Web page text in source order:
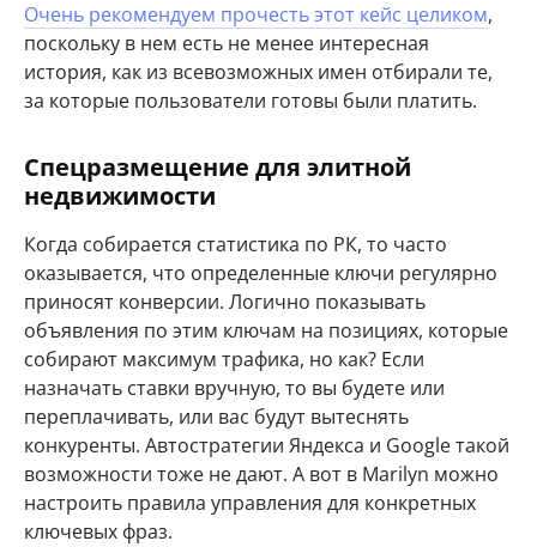
Очень рекомендуем прочесть этот кейс целиком,
поскольку в нем есть не менее интересная
история, как из всевозможных имен отбирали те,
за которые пользователи готовы были платить.
Спецразмещение для элитной
недвижимости
Когда собирается статистика по РК, то часто
оказывается, что определенные ключи регулярно
приносят конверсии. Логично показывать
объявления по этим ключам на позициях, которые
собирают максимум трафика, но как? Если
назначать ставки вручную, то вы будете или
переплачивать, или вас будут вытеснять
конкуренты. Автостратегии Яндекса и Google такой
возможности тоже не дают. А вот в Marilyn можно
настроить правила управления для конкретных
ключевых фраз.